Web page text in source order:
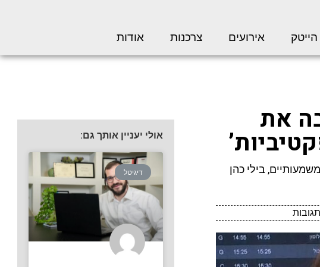
הייטק אירועים צרכנות אודות
את
בילי כהן
אולי יעניין אותך גם:
דיגיטל